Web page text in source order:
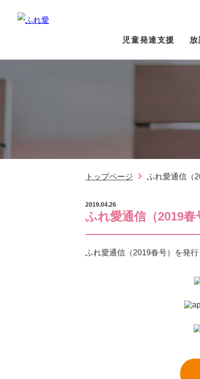
児童発達支援
トップページ ふれ愛通信（
2019.04.26
ふれ愛通信（2019春
ふれ愛通信（2019春号）を発行